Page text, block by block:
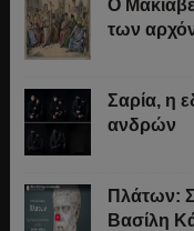
Ο
των
Σαρία, η
ανδρών
Πλάτων:
Βασίλη